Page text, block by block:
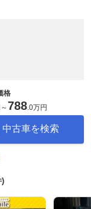
格
～788 0万円
中古車を検索
)